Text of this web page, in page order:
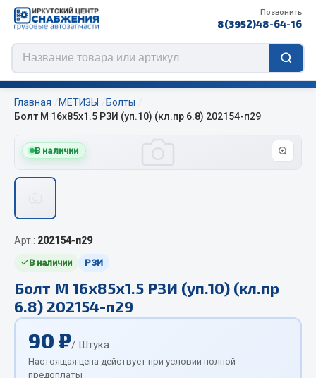
Позвонить
8(3952)48-64-16
Цепи противоскольжения
QITONG
Отопители салона, подогреватели
Автономные воздушные отопители
Главная МЕТИЗЫ
Болты
Болт М 16х85х1.5 РЗИ (уп.10) (кл.пр 6.8) 202154-п29
В наличии
Арт.: 202154-п29
В наличии РЗИ
Болт М 16х85х1.5 РЗИ (уп.10) (кл.пр
6.8) 202154-п29
90 ₽/ Штука
Настоящая цена действует при условии полной
предоплаты